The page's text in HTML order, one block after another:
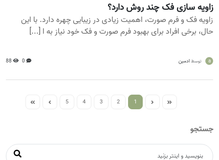
زاویه سازی فک چند روش دارد؟
زاویه فک و فرم صورت، اهمیت زیادی در زیبایی چهره دارد. با این
حال، برخی افراد برای بهبود فرم صورت و فک خود نیاز به ا [...]
a توسط ادمین 0
88
1
2
3
4
5
جستجو